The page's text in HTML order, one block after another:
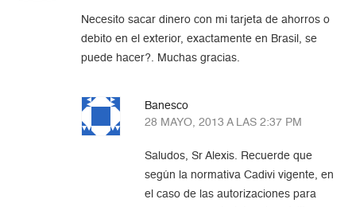
Necesito sacar dinero con mi tarjeta de ahorros o
debito en el exterior, exactamente en Brasil, se
puede hacer?. Muchas gracias.
Banesco
28 MAYO, 2013 A LAS 2:37 PM
Saludos, Sr Alexis. Recuerde que
según la normativa Cadivi vigente, en
el caso de las autorizaciones para